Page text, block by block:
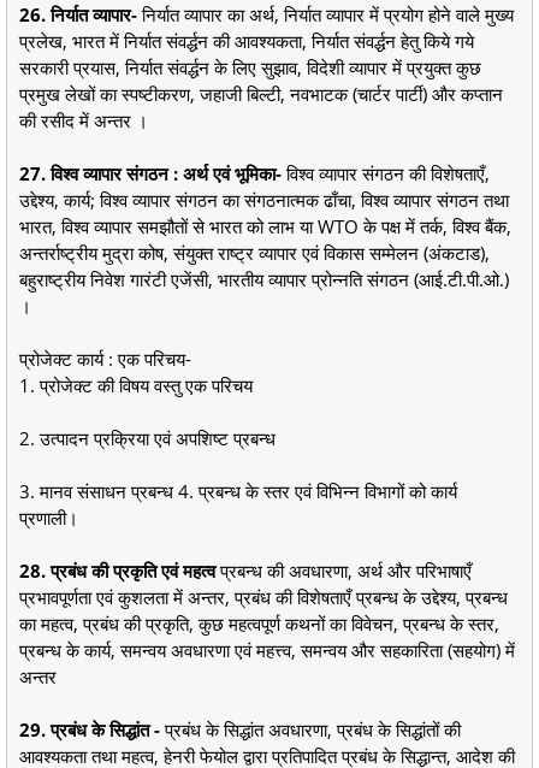
26. निर्यात व्यापार-निर्यात व्यापार का अर्थ, निर्यात व्यापार में प्रयोग होने वाले मुख्य
प्रलेख, भारत में निर्यात संवर्द्धन की आवश्यकता, निर्यात संवर्द्धन हेतु किये गये
सरकारी प्रयास, निर्यात संवर्द्धन के लिए सुझाव, विदेशी व्यापार में प्रयुक्त कुछ
प्रमुख लेखों का स्पष्टीकरण, जहाजी बिल्टी, नवभाटक (चार्टर पार्टी) और कप्तान
की रसीद में अन्तर ।
27. विश्व व्यापार संगठन : अर्थ एवं भूमिका-विश्व व्यापार संगठन की विशेषताएँ,
उद्देश्य, कार्य; विश्व व्यापार संगठन का संगठनात्मक ढाँचा, विश्व व्यापार संगठन तथा
भारत, विश्व व्यापार समझौतों से भारत को लाभ या WTO के पक्ष में तर्क, विश्व बैंक,
अन्तर्राष्ट्रीय मुद्रा कोष, संयुक्त राष्ट्र व्यापार एवं विकास सम्मेलन (अंकटाड),
बहुराष्ट्रीय निवेश गारंटी एजेंसी, भारतीय व्यापार प्रोन्नति संगठन (आई.टी.पी.ओ.)
।
प्रोजेक्ट कार्य : एक परिचय-
1. प्रोजेक्ट की विषय वस्तु एक परिचय
2. उत्पादन प्रक्रिया एवं अपशिष्ट प्रबन्ध
3. मानव संसाधन प्रबन्ध 4. प्रबन्ध के स्तर एवं विभिन्न विभागों को कार्य
प्रणाली।
28. प्रबंध की प्रकृति एवं महत्वप्रबन्ध की अवधारणा, अर्थ और परिभाषाएँ
प्रभावपूर्णता एवं कुशलता में अन्तर, प्रबंध की विशेषताएँ प्रबन्ध के उद्देश्य, प्रबन्ध
का महत्व, प्रबंध की प्रकृति, कुछ महत्वपूर्ण कथनों का विवेचन, प्रबन्ध के स्तर,
प्रबन्ध के कार्य, समन्वय अवधारणा एवं महत्त्व, समन्वय और सहकारिता (सहयोग) में
अन्तर
29. प्रबंध के सिद्धांत -प्रबंध के सिद्धांत अवधारणा, प्रबंध के सिद्धांतों की
आवश्यकता तथा महत्व, हेनरी फेयोल द्वारा प्रतिपादित प्रबंध के सिद्धान्त, आदेश की